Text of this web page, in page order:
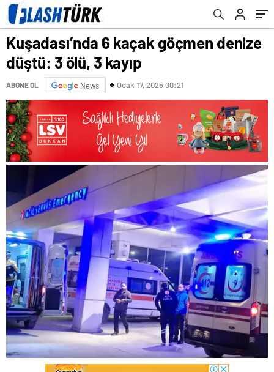
Kuşadası’nda 6 kaçak göçmen denize
düştü: 3 ölü, 3 kayıp
ABONE OL News Ocak 17, 2025 00:21